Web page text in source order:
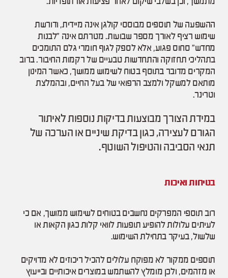
מתמשך, וכן בשלבי שיקום לאחר פציעות אורתופדיות.
ההשפעה של תוספים מבוססי קולגן אינה מיידית, ודורשת
שימוש רציף לאורך מספר שבועות. מטרתם אינה “לבנות
מחדש” סחוס פגוע, אלא לספק לגוף חומרי גלם התומכים
בתהליכי תחזוקה והתחדשות טבעיים של רקמות החיבור. ברוב
המקרים מדובר בתוסף בטוח לשימוש ממושך, כאשר המינון
מותאם למשקל ולמצב הרפואי של בעל החיים, ובהמלצת
וטרינר.
במידת הצורך מבוצעות בדיקות נוספות לאיתור
הגורם לעצירה, כגון בדיקת שיניים או הערכה של
תנאי הסביבה והטיפול השוטף.
בטיחות ואיכות
רוב תוספי המפרקים נחשבים בטוחים לשימוש ממושך, אם כי
לעיתים עלולות להופיע תופעות לוואי קלות כגון הקאות או
שלשול, בעיקר בתחילת השימוש.
תוספים ממקור לא מפוקח עלולים להכיל ריכוזים לא מדויקים
או מזהמים, ולכן מומלץ להשתמש במוצרים איכותיים ובייעוץ